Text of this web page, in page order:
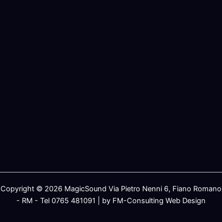
Copyright © 2026 MagicSound Via Pietro Nenni 6, Fiano Romano
- RM - Tel 0765 481091 | by FM-Consulting Web Design